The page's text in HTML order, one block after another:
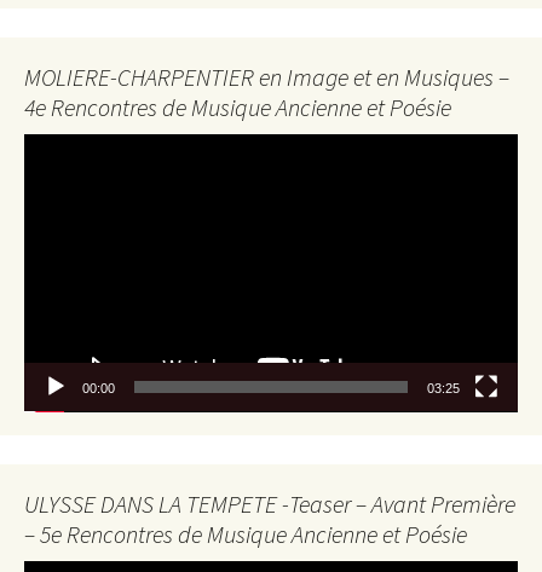
MOLIERE-CHARPENTIER en Image et en Musiques –
4e Rencontres de Musique Ancienne et Poésie
00:00 03:25
ULYSSE DANS LA TEMPETE -Teaser – Avant Première
– 5e Rencontres de Musique Ancienne et Poésie